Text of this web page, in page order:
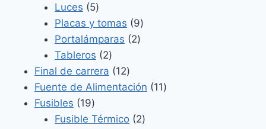
Luces 55
productos
Placas y tomas 99
productos
Portalámparas 22
Tableros 22
productos
Final de carrera 1212
productos
Fuente de Alimentación 1111
Fusibles 1919
productos
Fusible Térmico 22